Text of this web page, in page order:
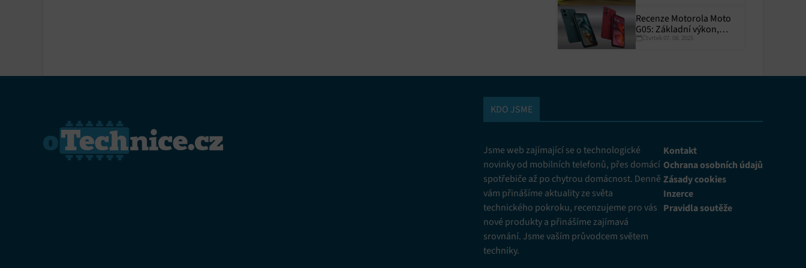
Recenze Motorola Moto
G05: Základní výkon,
skvělá výdrž
Čtvrtek 07. 08. 2025
KDO JSME
Jsme web zajímající se o technologické
novinky od mobilních telefonů, přes domácí
spotřebiče až po chytrou domácnost. Denně
vám přinášíme aktuality ze světa
technického pokroku, recenzujeme pro vás
nové produkty a přinášíme zajímavá
srovnání. Jsme vaším průvodcem světem
techniky.
Kontakt
Ochrana osobních údajů
Zásady cookies
Inzerce
Pravidla soutěže